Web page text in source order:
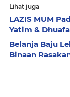
Lihat juga
LAZIS MUM
Yatim & Dhuafa
Belanja Baju
Binaan